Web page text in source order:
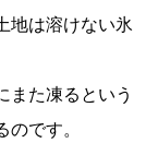
地は溶けない氷
また凍るという
です。